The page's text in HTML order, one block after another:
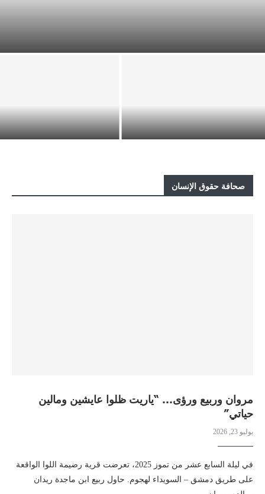
العدالة والمساءلة وجبر الضرر بعد عام
على مجازر السويداء
صحافة حقوق الإنسان
مروان وربيع ورؤى… “ياريت ظلوا عايشين ومالين
حياتي”
يوليو 23, 2026
في ليلة السابع عشر من تموز 2025، تعرضت قرية رضيمة اللوا الواقعة
على طريق دمشق – السويداء لهجوم. حاول ربيع ابن ماجدة ريدان